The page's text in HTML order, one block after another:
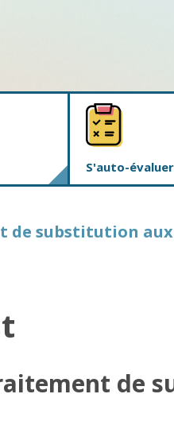
S'auto-évaluer
de substitution
de